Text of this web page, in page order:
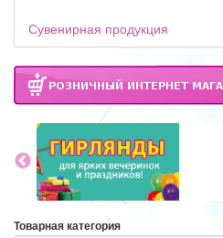
Сувенирная продукция
Товарная категория